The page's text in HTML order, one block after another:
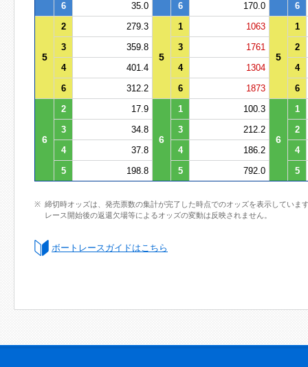
6
35.0 6 170.0 6
5
2 279.3
5
1 1063
5
1
3
359.8 3 1761
2
4
401.4 4 1304
4
6
312.2 6 1873 6
6
2 17.9
6
1 100.3
6
1
3
34.8 3 212.2
2
4
37.8 4 186.2
4
5
198.8 5 792.0 5
締切時オッズは、発売票数の集計が完了した時点でのオッズを表示していま
レース開始後の返還欠場等によるオッズの変動は反映されません。
ボートレースガイドはこちら